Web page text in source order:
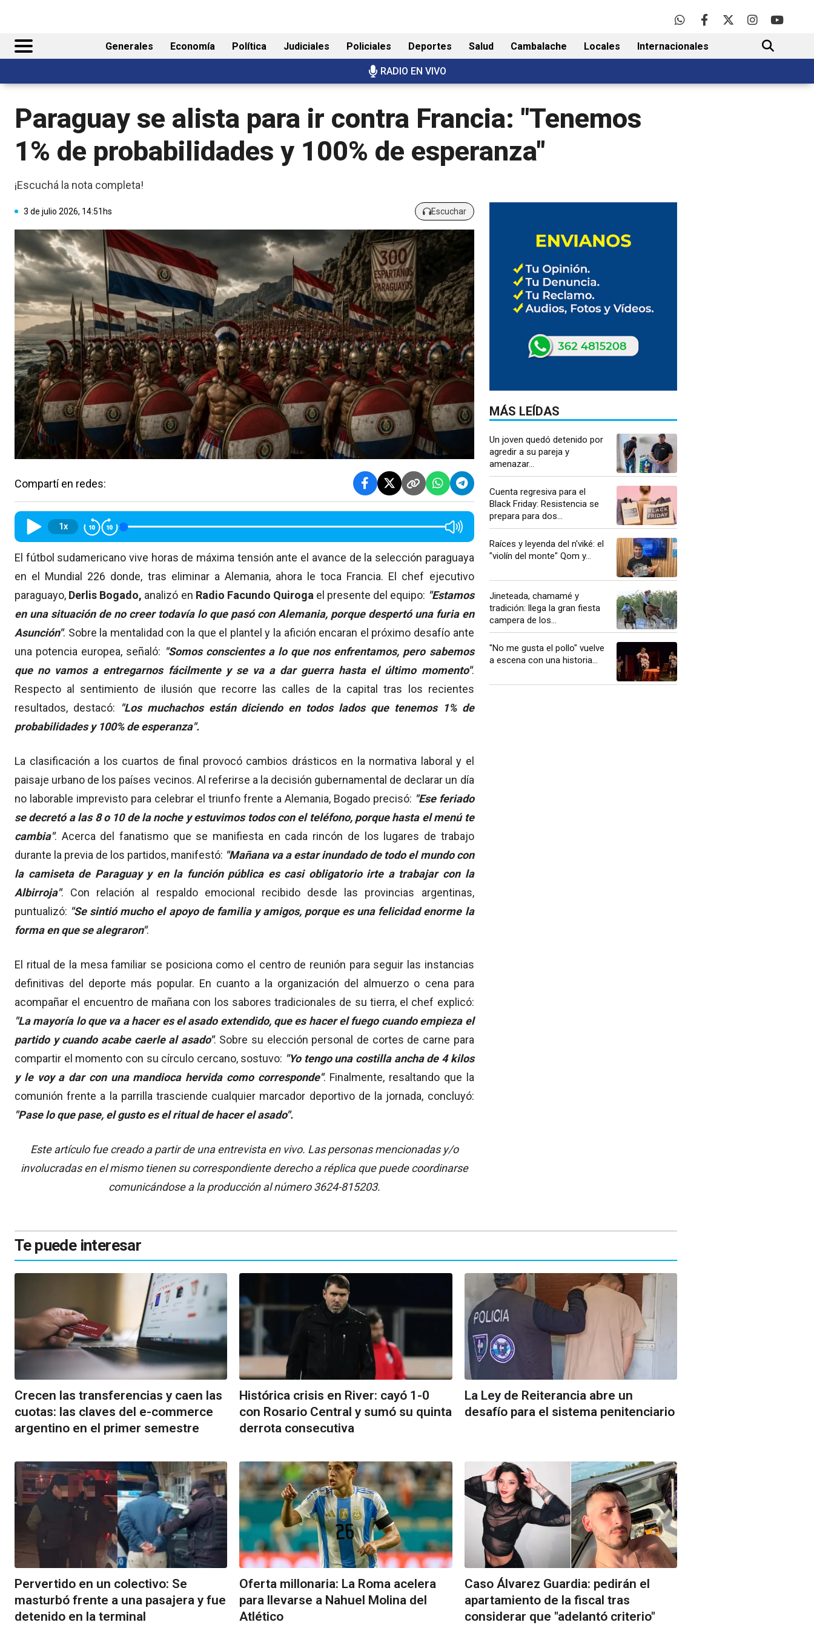
Generales Economía Política Judiciales Policiales Deportes Salud Cambalache Locales Internacionales
RADIO EN VIVO
BUSCAR
Paraguay se alista para ir contra Francia: "Tenemos
1% de probabilidades y 100% de esperanza"
¡Escuchá la nota completa!
3 de julio 2026, 14:51hs Escuchar
Compartí en redes:
1x
El fútbol sudamericano vive horas de máxima tensión ante el avance de la selección paraguaya
en el Mundial 226 donde, tras eliminar a Alemania, ahora le toca Francia. El chef ejecutivo
paraguayo, Derlis Bogado, analizó en Radio Facundo Quirogael presente del equipo: "Estamos
en una situación de no creer todavía lo que pasó con Alemania, porque despertó una furia en
Asunción". Sobre la mentalidad con la que el plantel y la afición encaran el próximo desafío ante
una potencia europea, señaló: "Somos conscientes a lo que nos enfrentamos, pero sabemos
que no vamos a entregarnos fácilmente y se va a dar guerra hasta el último momento".
Respecto al sentimiento de ilusión que recorre las calles de la capital tras los recientes
resultados, destacó:
"Los muchachos están diciendo en todos lados que tenemos 1% de
probabilidades y 100% de esperanza".
La clasificación a los cuartos de final provocó cambios drásticos en la normativa laboral y el
paisaje urbano de los países vecinos. Al referirse a la decisión gubernamental de declarar un día
no laborable imprevisto para celebrar el triunfo frente a Alemania, Bogado precisó: "Ese feriado
se decretó a las 8 o 10 de la noche y estuvimos todos con el teléfono, porque hasta el menú te
cambia". Acerca del fanatismo que se manifiesta en cada rincón de los lugares de trabajo
durante la previa de los partidos, manifestó: "Mañana va a estar inundado de todo el mundo con
la camiseta de Paraguay y en la función pública es casi obligatorio irte a trabajar con la
Albirroja". Con relación al respaldo emocional recibido desde las provincias argentinas,
puntualizó: "Se sintió mucho el apoyo de familia y amigos, porque es una felicidad enorme la
forma en que se alegraron".
El ritual de la mesa familiar se posiciona como el centro de reunión para seguir las instancias
definitivas del deporte más popular. En cuanto a la organización del almuerzo o cena para
acompañar el encuentro de mañana con los sabores tradicionales de su tierra, el chef explicó:
"La mayoría lo que va a hacer es el asado extendido, que es hacer el fuego cuando empieza el
partido y cuando acabe caerle al asado". Sobre su elección personal de cortes de carne para
compartir el momento con su círculo cercano, sostuvo: "Yo tengo una costilla ancha de 4 kilos
y le voy a dar con una mandioca hervida como corresponde". Finalmente, resaltando que la
comunión frente a la parrilla trasciende cualquier marcador deportivo de la jornada, concluyó:
"Pase lo que pase, el gusto es el ritual de hacer el asado".
Este artículo fue creado a partir de una entrevista en vivo. Las personas mencionadas y/o
involucradas en el mismo tienen su correspondiente derecho a réplica que puede coordinarse
comunicándose a la producción al número 3624-815203.
MÁS LEÍDAS
Un joven quedó detenido por
agredir a su pareja y
amenazar...
Cuenta regresiva para el
Black Friday: Resistencia se
prepara para dos...
Raíces y leyenda del n'viké: el
"violín del monte" Qom y...
Jineteada, chamamé y
tradición: llega la gran fiesta
campera de los...
"No me gusta el pollo" vuelve
a escena con una historia...
Te puede interesar
Crecen las transferencias y caen las
cuotas: las claves del e-commerce
argentino en el primer semestre
Histórica crisis en River: cayó 1-0
con Rosario Central y sumó su quinta
derrota consecutiva
La Ley de Reiterancia abre un
desafío para el sistema penitenciario
Pervertido en un colectivo: Se
masturbó frente a una pasajera y fue
detenido en la terminal
Oferta millonaria: La Roma acelera
para llevarse a Nahuel Molina del
Atlético
Caso Álvarez Guardia: pedirán el
apartamiento de la fiscal tras
considerar que "adelantó criterio"